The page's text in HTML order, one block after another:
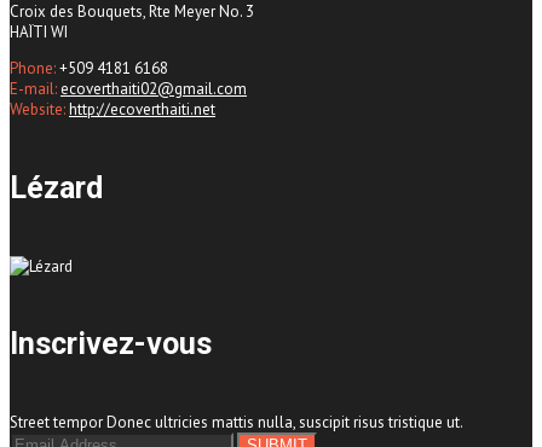
Croix des Bouquets, Rte Meyer No. 3
HAÏTI WI
Phone:+509 4181 6168
E-mail: ecoverthaiti02@gmail.com
Website:http://ecoverthaiti.net
Lézard
Inscrivez-vous
Street tempor Donec ultricies mattis nulla, suscipit risus tristique ut.